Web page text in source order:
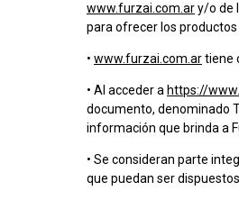
www.furzai.com.ary/o de
para ofrecer los productos
• www.furzai.com.artiene
• Al acceder a https://
documento, denominado
información que brinda a
• Se consideran parte
que puedan ser